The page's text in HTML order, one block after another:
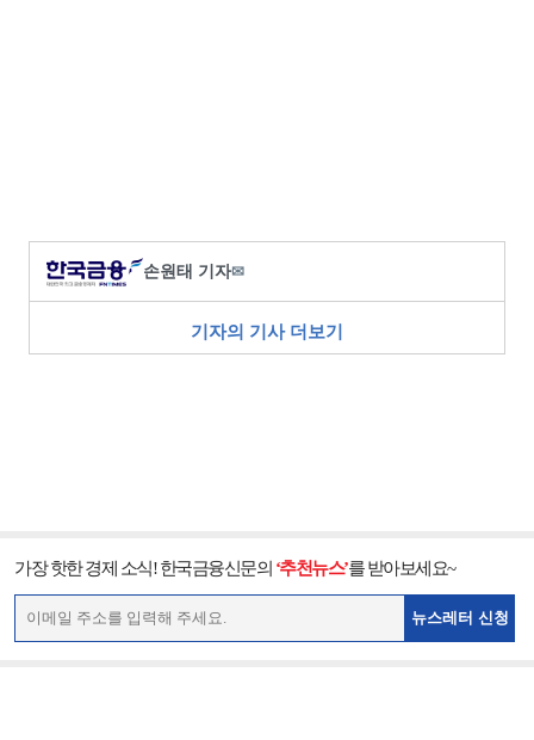
손원태 기자✉
기자의 기사 더보기
가장 핫한 경제 소식! 한국금융신문의 ‘추천뉴스’를 받아보세요~
뉴스레터 신청